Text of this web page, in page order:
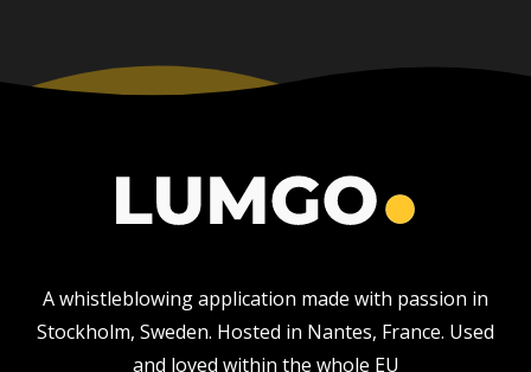
A whistleblowing application made with passion in
Stockholm, Sweden. Hosted in Nantes, France. Used
and loved within the whole EU